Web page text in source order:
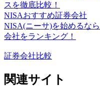
スを徹底比較！
NISAおすすめ証券会社
NISA(ニーサ)を始めるな
会社をランキング！
証券会社比較
関連サイト